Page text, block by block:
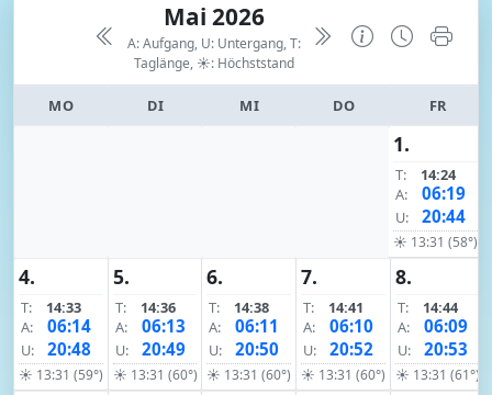
Mai 2026
A: Aufgang, U: Untergang, T:
Taglänge, ☀: Höchststand
MO DI MI DO FR
1.
T:
14:24
A:
06:19
U: 20:44
☀ 13:31 (58°)
4.
T:
14:33
A:
06:14
U: 20:48
☀ 13:31 (59°)
5.
T:
14:36
A:
06:13
U: 20:49
☀ 13:31 (60°)
6.
T:
14:38
A:
06:11
U: 20:50
☀ 13:31 (60°)
7.
T:
14:41
A:
06:10
U: 20:52
☀ 13:31 (60°)
8.
T:
14:44
A:
06:09
U: 20:53
☀ 13:31 (61°)